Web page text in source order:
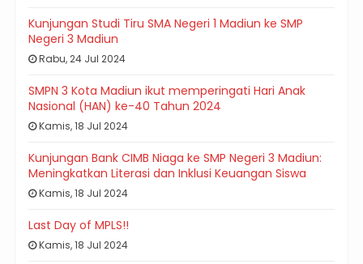
Kunjungan Studi Tiru SMA Negeri 1 Madiun ke SMP
Negeri 3 Madiun
Rabu, 24 Jul 2024
SMPN 3 Kota Madiun ikut memperingati Hari Anak
Nasional (HAN) ke-40 Tahun 2024
Kamis, 18 Jul 2024
Kunjungan Bank CIMB Niaga ke SMP Negeri 3 Madiun:
Meningkatkan Literasi dan Inklusi Keuangan Siswa
Kamis, 18 Jul 2024
Last Day of MPLS!!
Kamis, 18 Jul 2024